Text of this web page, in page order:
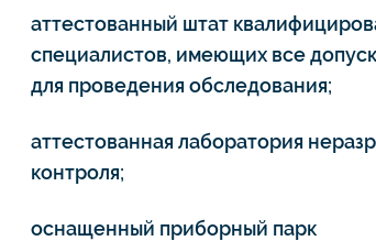
аттестованный штат
специалистов, имеющих все
для проведения обследования;
аттестованная лаборатория
контроля;
оснащенный приборный парк